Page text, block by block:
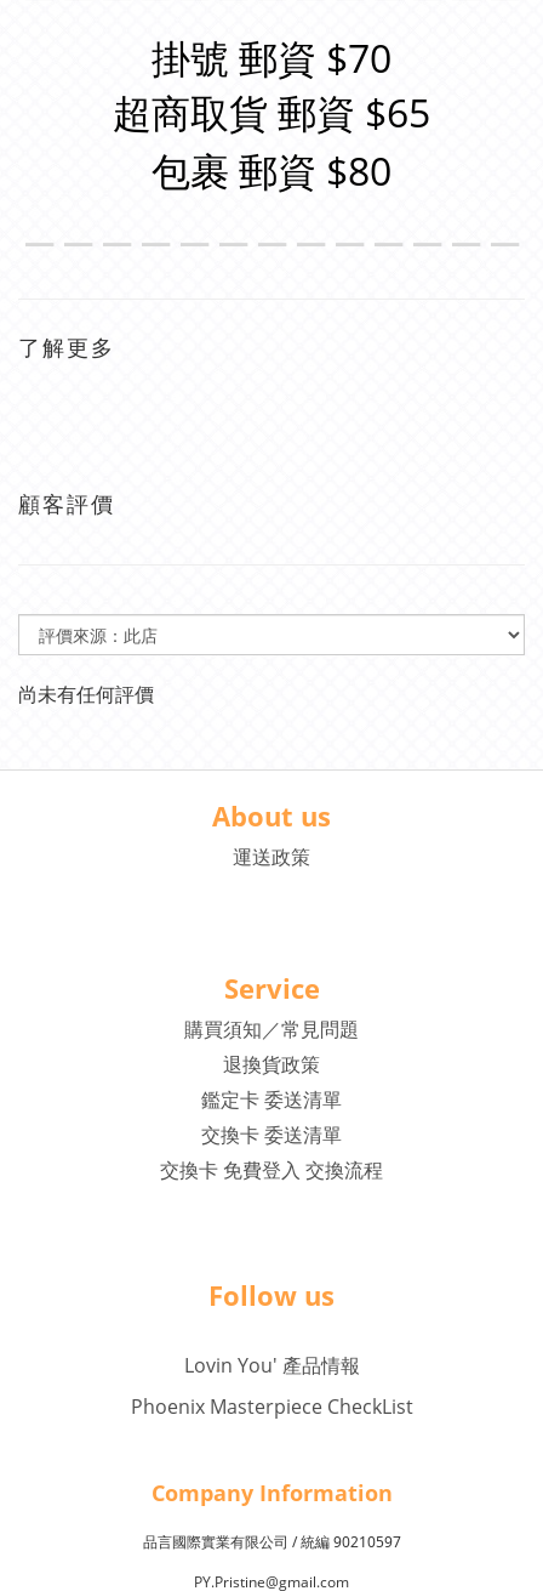
掛號 郵資 $70
超商取貨 郵資 $65
包裹 郵資 $80
了解更多
顧客評價
尚未有任何評價
About us
運送政策
Service
購買須知／常見問題
退換貨政策
鑑定卡 委送清單
交換卡 委送清單
交換卡 免費登入 交換流程
Follow us
Lovin You' 產品情報
Phoenix Masterpiece CheckList
Company Information
品言國際實業有限公司 /統編90210597
PY.Pristine@gmail.com